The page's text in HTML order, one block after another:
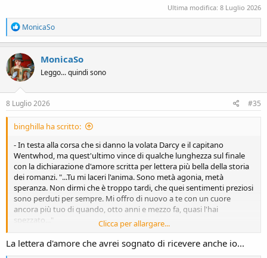
Ultima modifica: 8 Luglio 2026
R
e
a
c
t
i
o
n
s
MonicaSo
MonicaSo
Leggo... quindi sono
8 Luglio 2026 #35
binghilla ha scritto:
- In testa alla corsa che si danno la volata Darcy e il capitano
Wentwhod, ma quest'ultimo vince di qualche lunghezza sul finale
con la dichiarazione d'amore scritta per lettera più bella della storia
dei romanzi. "...Tu mi laceri l'anima. Sono metà agonia, metà
speranza. Non dirmi che è troppo tardi, che quei sentimenti preziosi
sono perduti per sempre. Mi offro di nuovo a te con un cuore
ancora più tuo di quando, otto anni e mezzo fa, quasi l'hai
spezzato..."
Attraversa il traguardo da solo a braccia alzate
Clicca per allargare...
La lettera d'amore che avrei sognato di ricevere anche io...